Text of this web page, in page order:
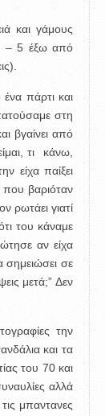
και γάμους
– 5 έξω από
πάρτι και
στη
βγαίνει από
τι κάνω,
είχα παίξει
βαριόταν
ρωτάει γιατί
του κάναμε
αν είχα
σημειώσει σε
μετά;” Δεν
την
και τα
του 70 και
αλλά
μπαντανες